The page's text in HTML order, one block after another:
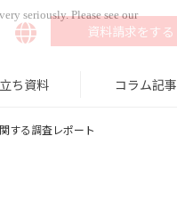
資料請求をする
ち資料 コラム記事
する調査レポート
seriously. Please see our